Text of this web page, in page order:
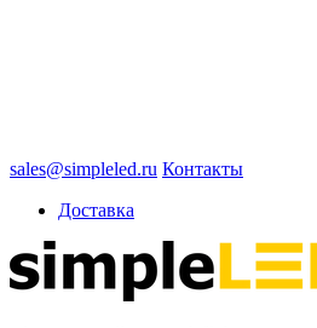
sales@simpleled.ru Контакты
Доставка